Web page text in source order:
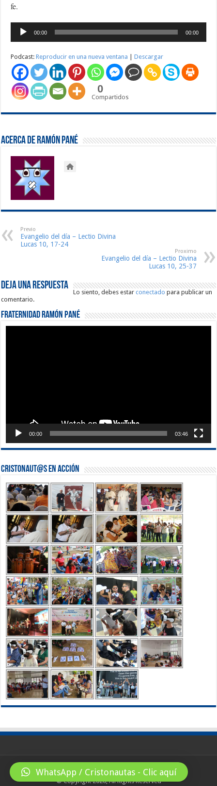
fe.
Reproductor
00:00 00:00
Podcast:Reproducir en una nueva ventana |Descargar
0
Compartidos
Acerca de Ramón Pané
Previo
Evangelio del día – Lectio Divina
Lucas 10, 17-24
Proximo
Evangelio del día – Lectio Divina
Lucas 10, 25-37
Deja una respuesta
Lo siento, debes estarconectado para publicar un
comentario.
Fraternidad Ramón Pané
00:00 03:46
Cristonaut@s en Acción
© Copyright 2026, All Rights Reserved
WhatsApp / Cristonautas - Clic aquí